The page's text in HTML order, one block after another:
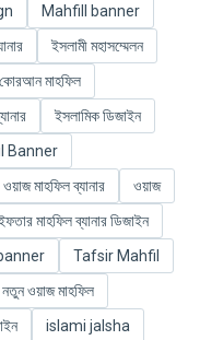
Mahfill banner
ইসলামী মহাসম্মেলন
মাহফিল
ইসলামিক ডিজাইন
Banner
ওয়াজ মাহফিল ব্যানার
ওয়াজ
মাহফিল ব্যানার ডিজাইন
Tafsir Mahfil
নতুন ওয়াজ মাহফিল
islami jalsha